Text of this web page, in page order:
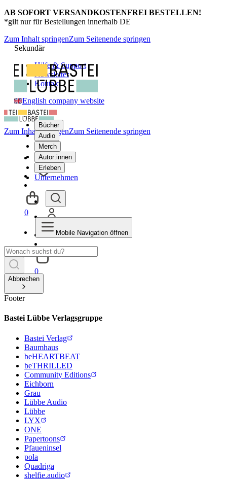
AB SOFORT VERSANDKOSTENFREI BESTELLEN!
*gilt nur für Bestellungen innerhalb DE
Zum Inhalt springenZum Seitenende springen
Sekundär
Hilfe & Support
Newsletter
Kontakt
English company website
Bücher
Audio
Merch
Autor:innen
Erleben
Unternehmen
0
Zum Inhalt springenZum Seitenende springen
0
Mobile Navigation öffnen
Abbrechen
Footer
Bastei Lübbe Verlagsgruppe
Bastei Verlag
Baumhaus
beHEARTBEAT
beTHRILLED
Community Editions
Eichborn
Grau
Lübbe Audio
Lübbe
LYX
ONE
Papertoons
Pfaueninsel
pola
Quadriga
shelfie.audio